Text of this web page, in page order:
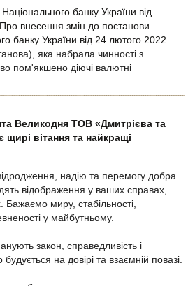
банку України від
внесення змін до постанови
банку України від 24 лютого 2022
яка набрала чинності з
пом'якшено діючі валютні
Великодня ТОВ «Дмитрієва та
вітання та найкращі
надію та перемогу добра.
відображення у ваших справах,
Бажаємо миру, стабільності,
у майбутньому.
закон, справедливість і
на довірі та взаємній повазі.